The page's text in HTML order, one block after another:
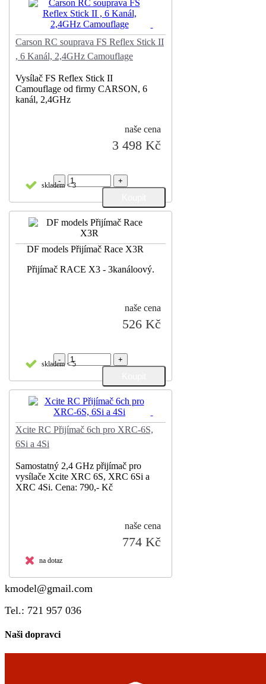
Carson RC souprava FS Reflex Stick II
, 6 Kanál, 2,4GHz Camouflage
Vysílač FS Reflex Stick II
Camouflage od firmy CARSON, 6
kanál, 2,4GHz
naše cena
3 498 Kč
skladem < 3
- +
DF models Přijímač Race X3R
Přijímač RACE X3 - 3kanáloový.
naše cena
526 Kč
skladem < 5
- +
Xcite RC Přijímač 6ch pro XRC-6S,
6Si a 4Si
Samostatný 2,4 GHz přijímač pro
vysílače Xcite XRC 6S, XRC 6Si a
XRC 4Si. Cena: 790,- Kč
naše cena
774 Kč
na dotaz
kmodel@gmail.com
Tel.: 721 957 036
Naši dopravci